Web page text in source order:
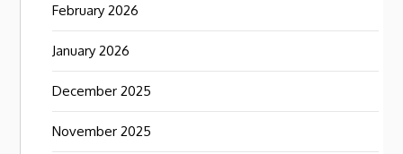
February 2026
January 2026
December 2025
November 2025